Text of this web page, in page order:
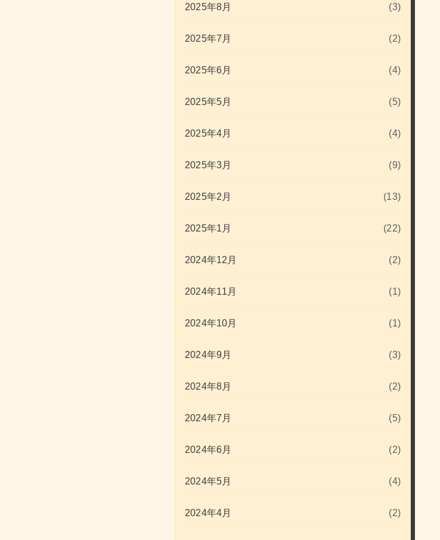
2025年8月 (3)
2025年7月 (2)
2025年6月 (4)
2025年5月 (5)
2025年4月 (4)
2025年3月 (9)
2025年2月 (13)
2025年1月 (22)
2024年12月 (2)
2024年11月 (1)
2024年10月 (1)
2024年9月 (3)
2024年8月 (2)
2024年7月 (5)
2024年6月 (2)
2024年5月 (4)
2024年4月 (2)